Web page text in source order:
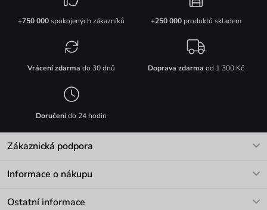
+750 000spokojených zákazníků +250 000produktů skladem
Vrácení zdarma do 30 dnů Doprava zdarma od 1 300 Kč
Doručenído 24 hodin
Zákaznická podpora
Informace o nákupu
Ostatní informace